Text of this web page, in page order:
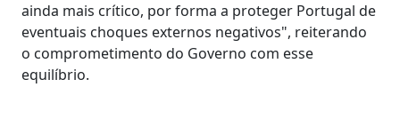
ainda mais crítico, por forma a proteger Portugal de
eventuais choques externos negativos", reiterando
o comprometimento do Governo com esse
equilíbrio.